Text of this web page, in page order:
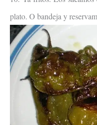
plato. O bandeja y